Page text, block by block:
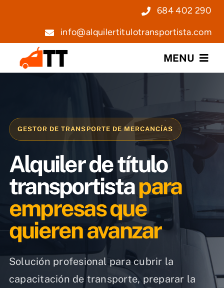
684 402 290
info@alquilertitulotransportista.com
MENU
Servicios
Noticias
Contacto
GESTOR DE TRANSPORTE DE MERCANCÍAS
Alquiler de título
transportistapara
empresas que
quieren avanzar
Solución profesional para cubrir la
capacitación de transporte, preparar la